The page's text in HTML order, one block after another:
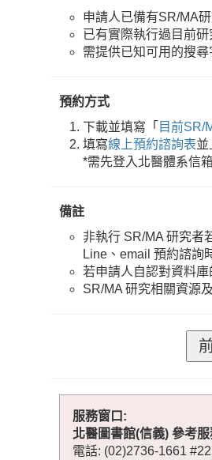
申請人已備有SR/MA
已有實際執行過目前
需提供已知可用的搜
預約方式
下載並填寫「 目前SR/
填寫線上預約諮詢表並
*需先登入北醫體系信
備註
非執行 SR/MA 研究者
Line、email 預約諮詢
若申請人自認對資料
SR/MA 研究相關資源
服務窗口:
北醫圖書館(信義) 參考
電話: (02)2736-1661